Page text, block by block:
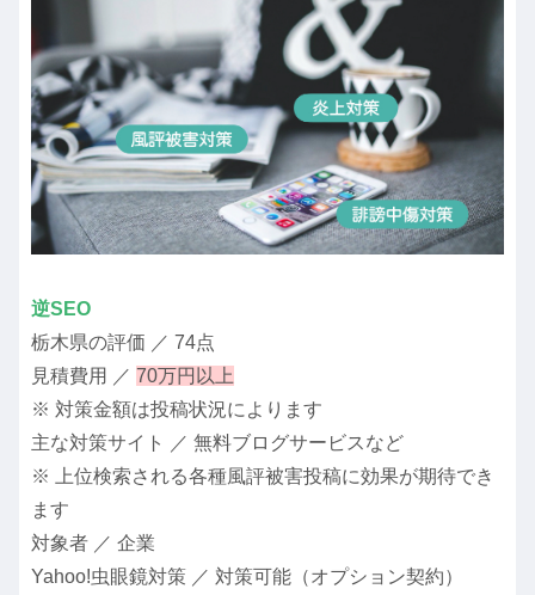
逆SEO
栃木県の評価 ／ 74点
見積費用 ／ 70万円以上
※ 対策金額は投稿状況によります
主な対策サイト ／ 無料ブログサービスなど
※ 上位検索される各種風評被害投稿に効果が期待でき
ます
対象者 ／ 企業
Yahoo!虫眼鏡対策 ／ 対策可能（オプション契約）